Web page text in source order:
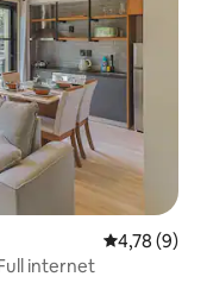
4,78 (9)
internet